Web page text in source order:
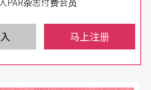
风神宝宝儿童剧团演出的《明星节
代与传统的独特手法改编哲也老
马上注册